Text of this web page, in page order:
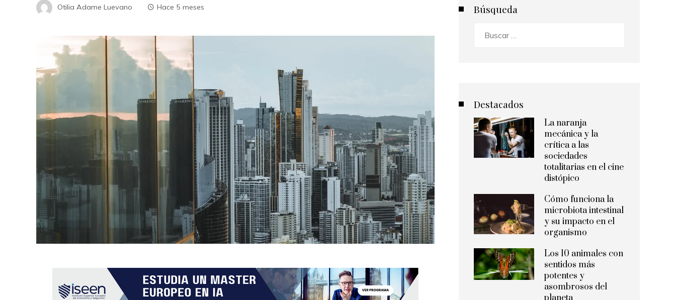
Otilia Adame Luevano Hace 5 meses Búsqueda
Destacados
La naranja
mecánica y la
crítica a las
sociedades
totalitarias en el cine
distópico
Cómo funciona la
microbiota intestinal
y su impacto en el
organismo
Los 10 animales con
sentidos más
potentes y
asombrosos del